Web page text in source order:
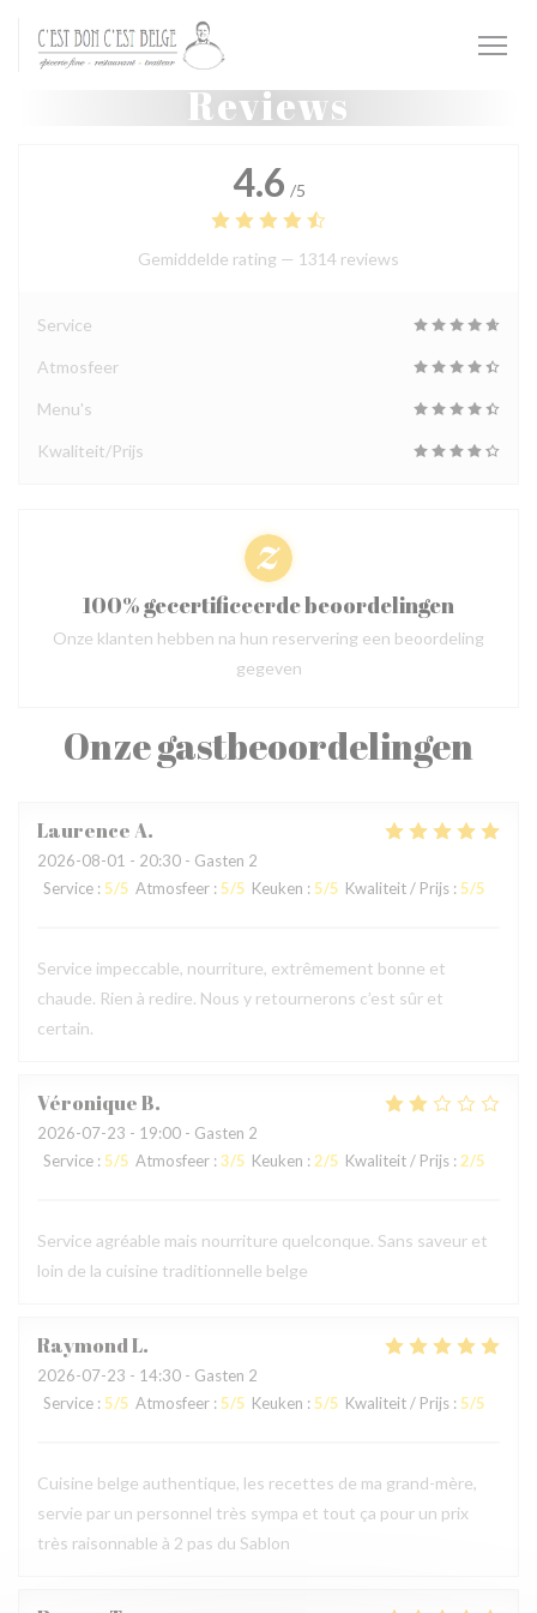
Reviews
Onze gastbeoordelingen
LaurenceA
2026-08-01 - 20:30 - Gasten 2
Service : 5/5 Atmosfeer : 5/5 Keuken : 5/5 Kwaliteit / Prijs : 5/5
Service impeccable, nourriture, extrêmement bonne et
chaude. Rien à redire. Nous y retournerons c’est sûr et
certain.
VéroniqueB
2026-07-23 - 19:00 - Gasten 2
Service : 5/5 Atmosfeer : 3/5 Keuken : 2/5 Kwaliteit / Prijs : 2/5
Service agréable mais nourriture quelconque. Sans saveur et
loin de la cuisine traditionnelle belge
RaymondL
2026-07-23 - 14:30 - Gasten 2
Service : 5/5 Atmosfeer : 5/5 Keuken : 5/5 Kwaliteit / Prijs : 5/5
Cuisine belge authentique, les recettes de ma grand-mère,
servie par un personnel très sympa et tout ça pour un prix
très raisonnable à 2 pas du Sablon
4.6 /5
Gemiddelde rating — 1314 reviews
Service
Atmosfeer
Menu's
Kwaliteit/Prijs
100% gecertificeerde beoordelingen
Onze klanten hebben na hun reservering een beoordeling
gegeven